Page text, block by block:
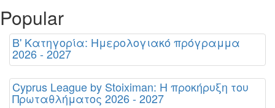
Popular
Β' Κατηγορία: Ημερολογιακό πρόγραμμα
2026 - 2027
Cyprus League by Stoiximan: Η προκήρυξη του
Πρωταθλήματος 2026 - 2027